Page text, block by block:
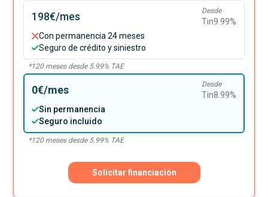
198€/mes Desde
Tin9.99%
Con permanencia 24 meses
Seguro de crédito y siniestro
*120meses desde 5.99% TAE
0€/mes Desde
Tin8.99%
Sin permanencia
Seguro incluido
*120meses desde 5.99% TAE
Solicitar financiación